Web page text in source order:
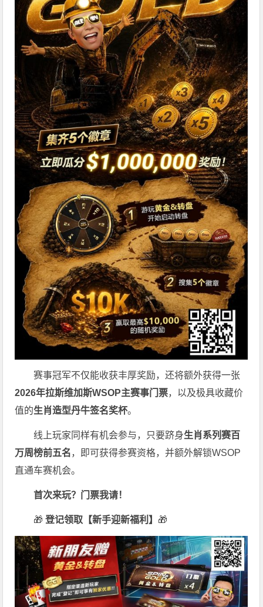
赛事冠军不仅能收获丰厚奖励，还将额外获得一张
2026年拉斯维加斯WSOP主赛事门票，以及极具收藏价
值的生肖造型丹牛签名奖杯。
线上玩家同样有机会参与，只要跻身生肖系列赛百
万周榜前五名，即可获得参赛资格，并额外解锁WSOP
直通车赛机会。
首次来玩？门票我请！
🎁 登记领取【新手迎新福利】 🎁